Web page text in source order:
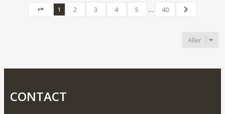
Page sur40
1 2 3 4 5 …
40
Suivant
Aller
CONTACT